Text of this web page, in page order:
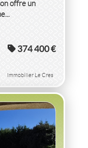
offre un
374 400 €
Immobilier Le Cres
DIVISIBLE
HAUTE-GARONNE
m2)